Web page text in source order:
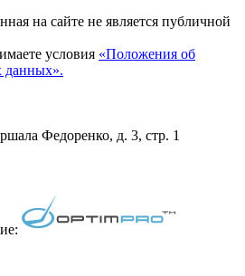
на сайте не является публичной
условия «Положения об
данных».
Федоренко, д. 3, стр. 1